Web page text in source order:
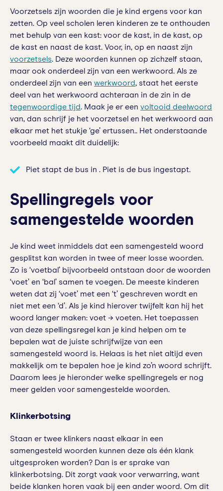
Voorzetsels zijn woorden die je kind ergens voor kan
zetten. Op veel scholen leren kinderen ze te onthouden
met behulp van een kast: voor de kast, in de kast, op
de kast en naast de kast. Voor, in, op en naast zijn
voorzetsels. Deze woorden kunnen op zichzelf staan,
maar ook onderdeel zijn van een werkwoord. Als ze
onderdeel zijn van een werkwoord, staat het eerste
deel van het werkwoord achteraan in de zin in de
tegenwoordige tijd. Maak je er een voltooid deelwoord
van, dan schrijf je het voorzetsel en het werkwoord aan
elkaar met het stukje ‘ge’ ertussen.. Het onderstaande
voorbeeld maakt dit duidelijk:
Piet stapt de bus in . Piet is de bus ingestapt.
Spellingregels voor
samengestelde woorden
Je kind weet inmiddels dat een samengesteld woord
gesplitst kan worden in twee of meer losse woorden.
Zo is ‘voetbal’ bijvoorbeeld ontstaan door de woorden
‘voet’ en ‘bal’ samen te voegen. De meeste kinderen
weten dat zij ‘voet’ met een ‘t’ geschreven wordt en
niet met een ‘d’. Als je kind hierover twijfelt kan hij het
woord langer maken: voet → voeten. Het toepassen
van deze spellingsregel kan je kind helpen om te
bepalen wat de juiste schrijfwijze van een
samengesteld woord is. Helaas is het niet altijd even
makkelijk om te bepalen hoe je kind zo’n woord schrijft.
Daarom lees je hieronder welke spellingregels er nog
meer gelden voor samengestelde woorden.
Klinkerbotsing
Staan er twee klinkers naast elkaar in een
samengesteld woorden kunnen deze als één klank
uitgesproken worden? Dan is er sprake van
klinkerbotsing. Dit zorgt vaak voor verwarring, want
beide klanken horen vaak bij een ander woord. Om dit